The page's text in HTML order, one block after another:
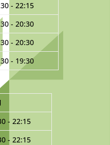
- 22:15
- 20:30
- 20:30
- 19:30
- 22:15
- 22:15